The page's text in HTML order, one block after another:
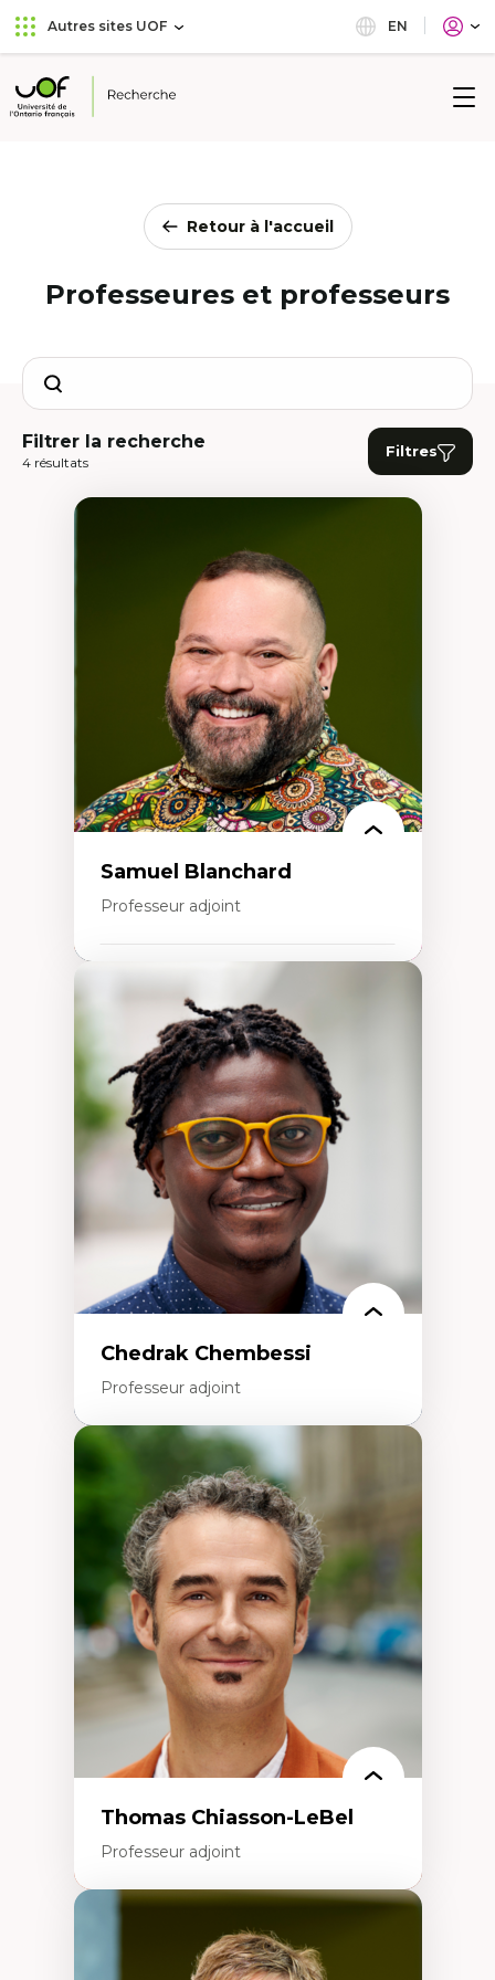
Aller
au
principal
Passer
au
Autres sites UOF EN
Université
Retour à l'accueil
Professeures et professeurs
Search
Filtrer la recherche
4 résultats
Filtres
Samuel Blanchard
Professeur adjoint
Didactique des sciences – processus
d’enquête et culture scientifique
Éducation en milieu minoritaire –
construction identitaire et conscience
critique
Technologies éducatives – ludification et
programmation pédagogique
La langue dans toutes les matières –
environnement discursif et langage
scientifique
Chedrak Chembessi
Professeur adjoint
Économie circulaire
Modèles d’affaires durables
Histoire des faits économiques
Gestion durable des ressources naturelles
Écologie industrielle
Aménagement durable du territoire
Développement régional
Coopératives
Télétravail en milieu rural francophone
Transition socio-écologique
Thomas Chiasson-LeBel
Professeur adjoint
Théories du développement
Économie politique comparée